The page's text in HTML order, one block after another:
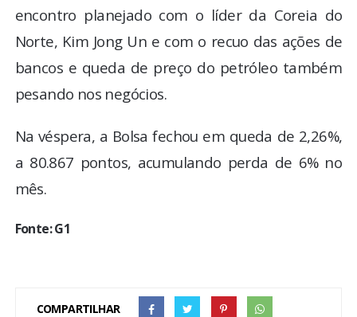
encontro planejado com o líder da Coreia do
Norte, Kim Jong Un e com o recuo das ações de
bancos e queda de preço do petróleo também
pesando nos negócios.
Na véspera, a Bolsa fechou em queda de 2,26%,
a 80.867 pontos, acumulando perda de 6% no
mês.
Fonte: G1
COMPARTILHAR